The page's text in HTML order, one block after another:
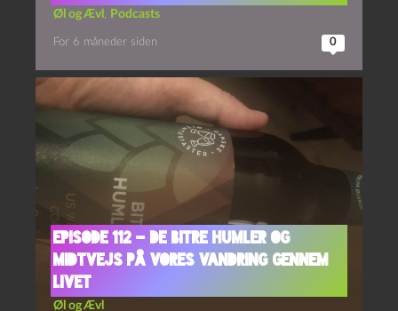
Øl og Ævl , Podcasts
For 6 måneder siden 0
Episode 112 – De Bitre Humler og
Midtvejs på vores vandring gennem
livet
Øl og Ævl